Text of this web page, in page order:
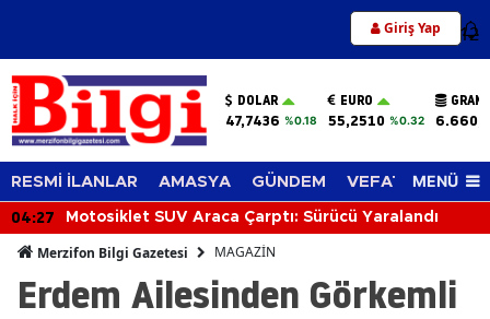
Giriş Yap 12
DOLAR
47,7436 %0.18
EURO
55,2510 %0.32
RESMİ İLANLAR AMASYA GÜNDEM VEFAT EDENLER
MENÜ
03:48 Tek Katlı Ev Alevlere Teslim Oldu
Merzifon Bilgi Gazetesi MAGAZİN
Erdem Ailesinden Görkemli